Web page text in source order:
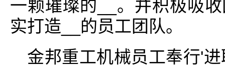
一颗璀璨的__。并积极吸
实打造__的员工团队。
金邦重工机械员工奉行'